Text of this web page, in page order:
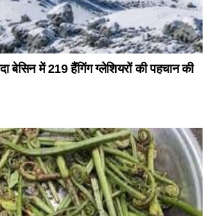
बेसिन में 219 हैंगिंग ग्लेशियरों की पहचान की